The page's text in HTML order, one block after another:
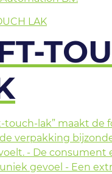
touch-lak” maakt de
verpakking
- De consument
gevoel - Een